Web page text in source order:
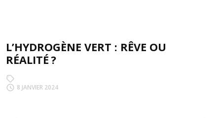
L’HYDROGÈNE VERT : RÊVE OU
RÉALITÉ ?
8 JANVIER 2024